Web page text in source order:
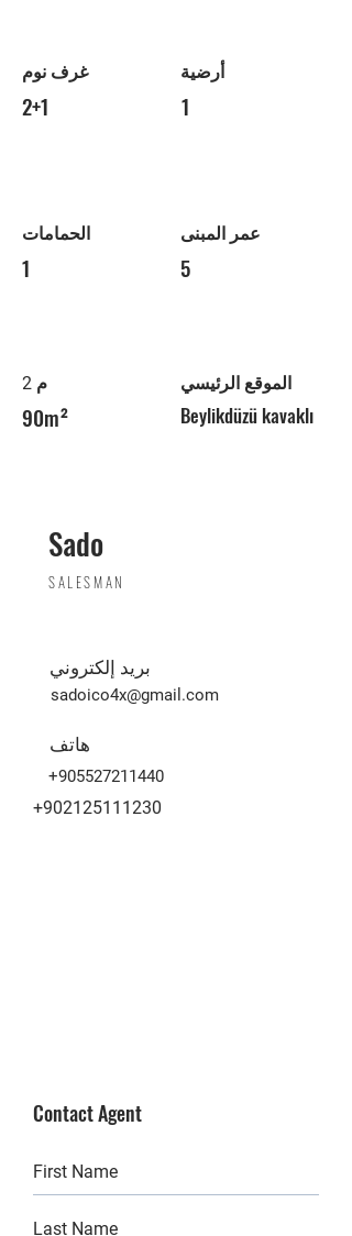
غرف نوم
2+1
الحمامات
1
م 2
90m²
أرضية
1
عمر المبنى
5
الموقع الرئيسي
Beylikdüzü kavaklı
Sado
SALESMAN
بريد إلكتروني
sadoico4x@gmail.com
هاتف
+905527211440
+902125111230
Contact Agent